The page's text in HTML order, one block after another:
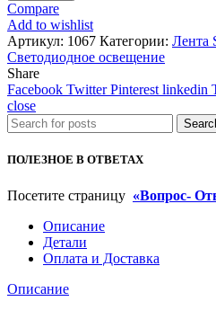
Compare
Add to wishlist
Артикул: 1067 Категории: Лента
Светодиодное освещение
Share
Facebook Twitter Pinterest linkedin
close
ПОЛЕЗНОЕ В ОТВЕТАХ
Посетите страницу «Вопрос-
Описание
Детали
Оплата и Доставка
Описание